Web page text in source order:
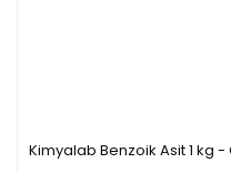
Kimyalab Benzoik Asit 1 kg